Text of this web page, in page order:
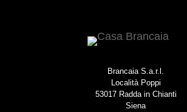
Brancaia S.a.r.l.
Località Poppi
53017 Radda in Chianti
Siena